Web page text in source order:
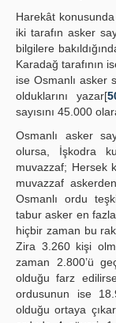
Harekât
iki tarafın asker
bilgilere
Karadağ tarafının
ise Osmanlı asker
olduklarını yazar[
sayısını 45.000
Osmanlı asker
olursa, İşkodra
muvazzaf; Hersek
muvazzaf
Osmanlı ordu
tabur asker en
hiçbir zaman bu
Zira 3.260 kişi
zaman 2.800’ü
olduğu farz
ordusunun ise
olduğu ortaya